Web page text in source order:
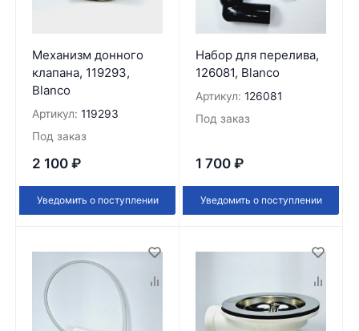
Механизм донного
клапана, 119293,
Blanco
Артикул: 119293
Под заказ
2 100 ₽
Уведомить о поступлении
Набор для перелива,
126081, Blanco
Артикул: 126081
Под заказ
1 700 ₽
Уведомить о поступлении